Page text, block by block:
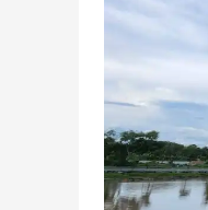
เชียงราย
(Le
Méridien
Chiang
Rai
Resort)